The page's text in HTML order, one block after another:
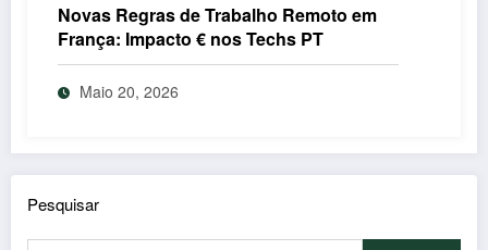
Novas Regras de Trabalho Remoto em
França: Impacto € nos Techs PT
Maio 20, 2026
Pesquisar